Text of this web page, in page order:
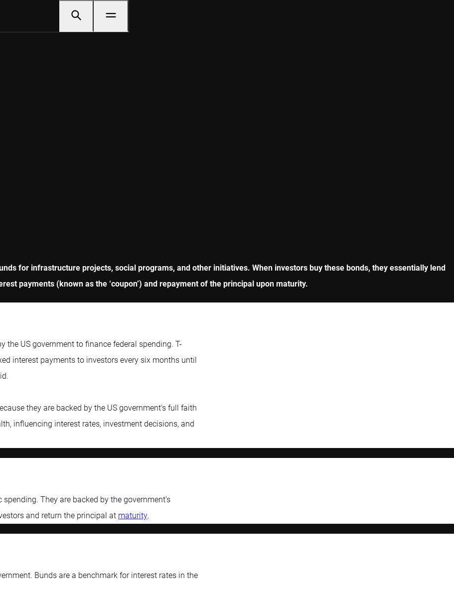
for infrastructure projects, social programs, and other initiatives. When investors buy these bonds, they essentially lend
payments (known as the ‘coupon’) and repayment of the principal upon maturity.
the US government to finance federal spending. T-
interest payments to investors every six months until
they are backed by the US government's full faith
influencing interest rates, investment decisions, and
They are backed by the government’s
and return the principal at maturity.
Bunds are a benchmark for interest rates in the